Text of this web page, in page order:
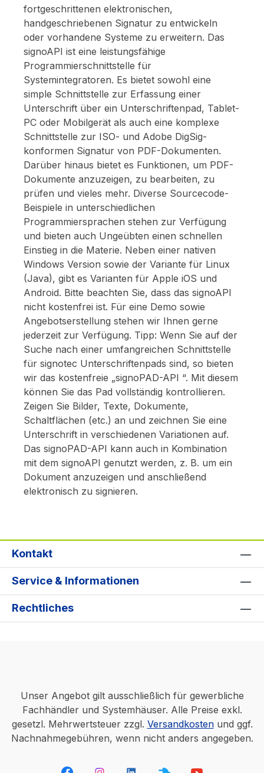
fortgeschrittenen elektronischen,
handgeschriebenen Signatur zu entwickeln
oder vorhandene Systeme zu erweitern. Das
signoAPI ist eine leistungsfähige
Programmierschnittstelle für
Systemintegratoren. Es bietet sowohl eine
simple Schnittstelle zur Erfassung einer
Unterschrift über ein Unterschriftenpad, Tablet-
PC oder Mobilgerät als auch eine komplexe
Schnittstelle zur ISO- und Adobe DigSig-
konformen Signatur von PDF-Dokumenten.
Darüber hinaus bietet es Funktionen, um PDF-
Dokumente anzuzeigen, zu bearbeiten, zu
prüfen und vieles mehr. Diverse Sourcecode-
Beispiele in unterschiedlichen
Programmiersprachen stehen zur Verfügung
und bieten auch Ungeübten einen schnellen
Einstieg in die Materie. Neben einer nativen
Windows Version sowie der Variante für Linux
(Java), gibt es Varianten für Apple iOS und
Android. Bitte beachten Sie, dass das signoAPI
nicht kostenfrei ist. Für eine Demo sowie
Angebotserstellung stehen wir Ihnen gerne
jederzeit zur Verfügung. Tipp: Wenn Sie auf der
Suche nach einer umfangreichen Schnittstelle
für signotec Unterschriftenpads sind, so bieten
wir das kostenfreie „signoPAD-API “. Mit diesem
können Sie das Pad vollständig kontrollieren.
Zeigen Sie Bilder, Texte, Dokumente,
Schaltflächen (etc.) an und zeichnen Sie eine
Unterschrift in verschiedenen Variationen auf.
Das signoPAD-API kann auch in Kombination
mit dem signoAPI genutzt werden, z. B. um ein
Dokument anzuzeigen und anschließend
elektronisch zu signieren.
Kontakt
Service & Informationen
Rechtliches
Unser Angebot gilt ausschließlich für gewerbliche
Fachhändler und Systemhäuser. Alle Preise exkl.
gesetzl. Mehrwertsteuer zzgl. Versandkostenund ggf.
Nachnahmegebühren, wenn nicht anders angegeben.